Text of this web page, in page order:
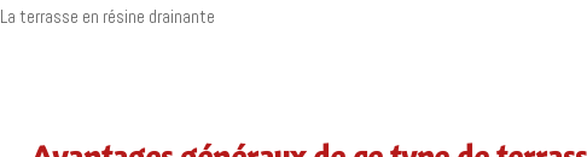
La terrasse en résine drainante